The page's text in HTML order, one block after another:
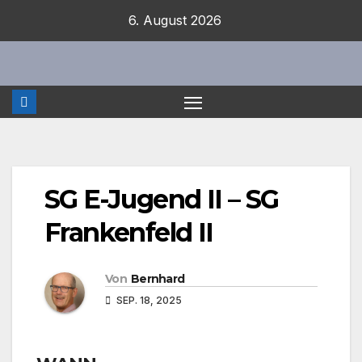
6. August 2026
SG E-Jugend II – SG
Frankenfeld II
Von Bernhard
SEP. 18, 2025